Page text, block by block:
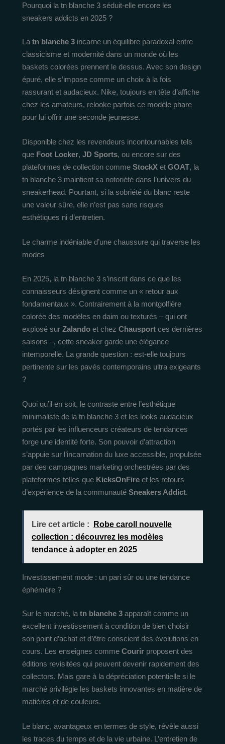
Pourquoi la tn blanche 3 séduit-elle encore les
sneakers addicts en 2025 ?
Latn blanche 3 incarne un équilibre paradoxal entre
classicisme et modernité dans un monde où les
baskets colorées prennent le dessus. Avec son design
épuré, elle s’impose comme un choix à la fois
rassurant et audacieux. Nike, toujours en tête d’affiche
chez les amateurs, relooke parfois ce modèle phare
pour lui offrir une seconde jeunesse.
Disponible chez les revendeurs incontournables tels
que Foot Locker, JD Sports, ou encore sur des
plateformes de collection comme StockX et GOAT, la
tn blanche 3 maintient sa notoriété dans l’univers du
sneakerhead. Pourtant, si la sobriété du blanc reste
une valeur sûre, elle n’est pas sans risques
esthétiques ni d’entretien.
Le charme indéniable d’une chaussure qui traverse les
modes
En 2025, la tn blanche 3 s’inscrit dans ce que les
connaisseurs désignent comme un « retour aux
fondamentaux ». Contrairement à la montgolfière
colorée des modèles en daim ou texturés – qui ont
explosé sur Zalando et chez Chausport ces dernières
saisons –, cette sneaker garde une élégance
intemporelle. La grande question : est-elle toujours
pertinente sur les pavés contemporains ultra exigeants
?
Quoi qu’il en soit, le contraste entre l’esthétique
minimaliste de la tn blanche 3 et les looks audacieux
portés par les influenceurs créateurs de tendances
forge une identité forte. Son pouvoir d’attraction
s’appuie sur l’incarnation du luxe accessible, propulsée
par des campagnes marketing orchestrées par des
plateformes telles que KicksOnFire et les retours
d’expérience de la communauté Sneakers Addict.
Lire cet article :
Robe caroll nouvelle
collection : découvrez les modèles
tendance à adopter en 2025
Investissement mode : un pari sûr ou une tendance
éphémère ?
Sur le marché, latn blanche 3 apparaît comme un
excellent investissement à condition de bien choisir
son point d’achat et d’être conscient des évolutions en
cours. Les enseignes comme Courir proposent des
éditions revisitées qui peuvent devenir rapidement des
collectors. Mais gare à la dépréciation potentielle si le
marché privilégie les baskets innovantes en matière de
matières et de couleurs.
Le blanc, avantageux en termes de style, révèle aussi
les traces du temps et de la vie urbaine. L’entretien de